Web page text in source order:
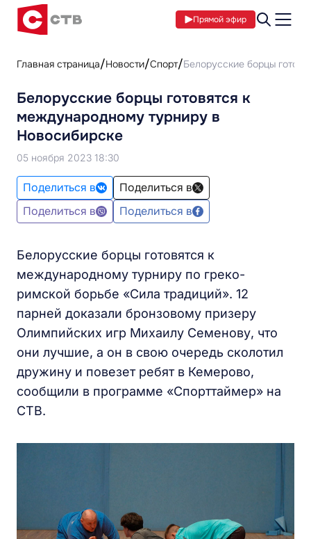
Прямой эфир
Главная страница Новости Спорт Белорусские борцы
Белорусские борцы готовятся к
международному турниру в
Новосибирске
05 ноября 2023 18:30
Поделиться в
Поделиться в
Поделиться в
Поделиться в
Белорусские борцы готовятся к
международному турниру по греко-
римской борьбе «Сила традиций». 12
парней доказали бронзовому призеру
Олимпийских игр Михаилу Семенову, что
они лучшие, а он в свою очередь сколотил
дружину и повезет ребят в Кемерово,
сообщили в программе «Спорттаймер» на
СТВ.